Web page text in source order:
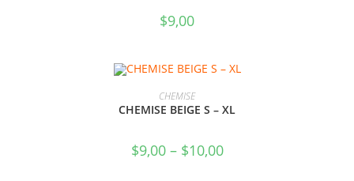
$9,00
SELECCIONAR OPCIONES
CHEMISE
CHEMISE BEIGE S – XL
$9,00– $10,00